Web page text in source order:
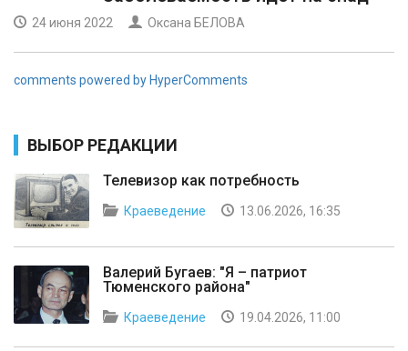
24 июня 2022 Оксана БЕЛОВА
comments powered by HyperComments
ВЫБОР РЕДАКЦИИ
Телевизор как потребность
Краеведение 13.06.2026, 16:35
Валерий Бугаев: "Я – патриот
Тюменского района"
Краеведение 19.04.2026, 11:00